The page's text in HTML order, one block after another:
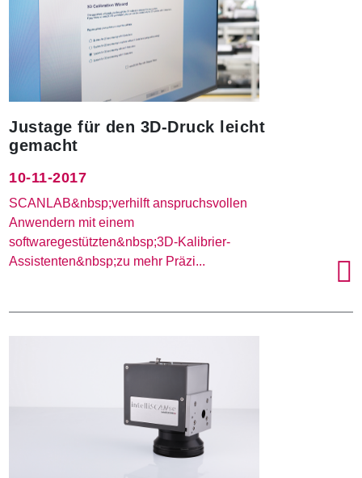
Justage für den 3D-Druck leicht
gemacht
10-11-2017
SCANLAB&nbsp;verhilft anspruchsvollen
Anwendern mit einem
softwaregestützten&nbsp;3D-Kalibrier-
Assistenten&nbsp;zu mehr Präzi...